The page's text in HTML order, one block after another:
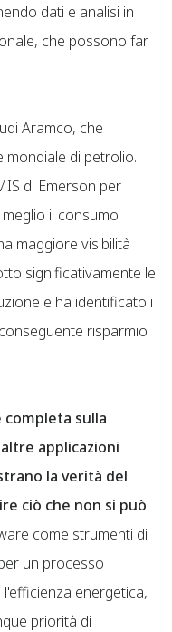
dati e analisi in
che possono far
Aramco, che
di petrolio.
di Emerson per
il consumo
maggiore visibilità
significativamente le
e ha identificato i
risparmio
completa sulla
applicazioni
la verità del
ciò che non si può
come strumenti di
un processo
energetica,
priorità di